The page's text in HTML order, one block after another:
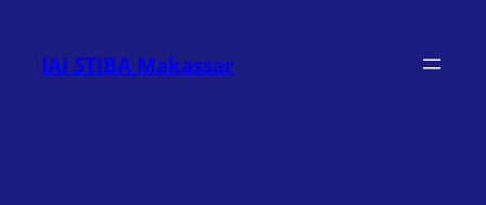
konten
IAI STIBA Makassar